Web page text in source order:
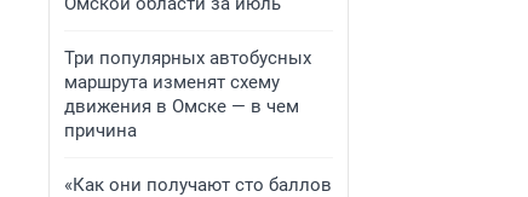
Три популярных автобусных
маршрута изменят схему
движения в Омске — в чем
причина
«Как они получают сто баллов